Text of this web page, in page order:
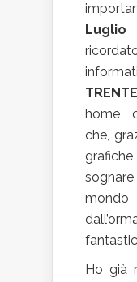
Luglio
home
che,
Ho già